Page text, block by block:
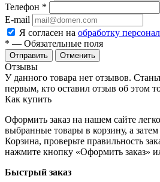
Телефон *
E-mail
Я согласен на обработку
* — Обязательные поля
Отменить
Отзывы
У данного товара нет отзывов.
первым, кто оставил отзыв об этом
Как купить
Оформить заказ на нашем сайте
выбранные товары в корзину, а
Корзина, проверьте правильность
нажмите кнопку «Оформить заказ»
Быстрый заказ